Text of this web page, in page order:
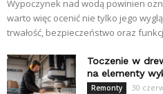
Wypoczynek nad wodą powinien
warto więc ocenić nie tylko jego
trwałość, bezpieczeństwo oraz
Toczenie w
na elementy
Remonty 30